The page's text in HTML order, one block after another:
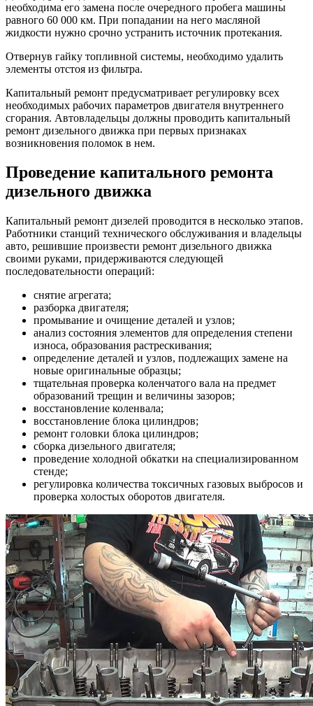
необходима его замена после очередного пробега машины
равного 60 000 км. При попадании на него масляной
жидкости нужно срочно устранить источник протекания.
Отвернув гайку топливной системы, необходимо удалить
элементы отстоя из фильтра.
Капитальный ремонт предусматривает регулировку всех
необходимых рабочих параметров двигателя внутреннего
сгорания. Автовладельцы должны проводить капитальный
ремонт дизельного движка при первых признаках
возникновения поломок в нем.
Проведение капитального ремонта
дизельного движка
Капитальный ремонт дизелей проводится в несколько этапов.
Работники станций технического обслуживания и владельцы
авто, решившие произвести ремонт дизельного движка
своими руками, придерживаются следующей
последовательности операций:
снятие агрегата;
разборка двигателя;
промывание и очищение деталей и узлов;
анализ состояния элементов для определения степени
износа, образования растрескивания;
определение деталей и узлов, подлежащих замене на
новые оригинальные образцы;
тщательная проверка коленчатого вала на предмет
образований трещин и величины зазоров;
восстановление коленвала;
восстановление блока цилиндров;
ремонт головки блока цилиндров;
сборка дизельного двигателя;
проведение холодной обкатки на специализированном
стенде;
регулировка количества токсичных газовых выбросов и
проверка холостых оборотов двигателя.